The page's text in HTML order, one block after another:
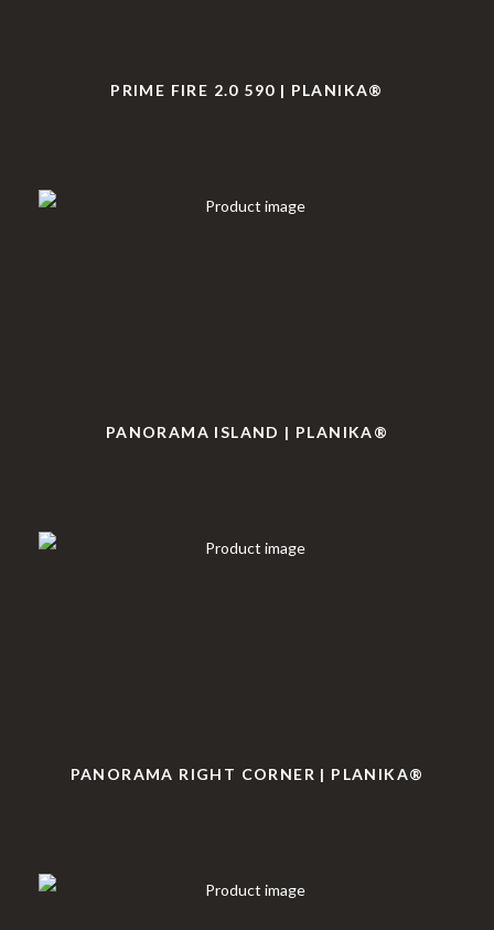
PRIME FIRE 2.0 590 | PLANIKA®
PANORAMA ISLAND | PLANIKA®
PANORAMA RIGHT CORNER | PLANIKA®